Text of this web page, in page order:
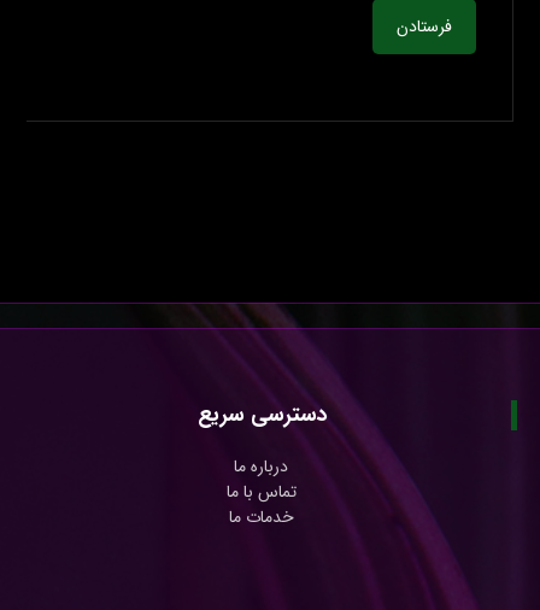
فرستادن
دسترسی سریع
درباره ما
تماس با ما
خدمات ما